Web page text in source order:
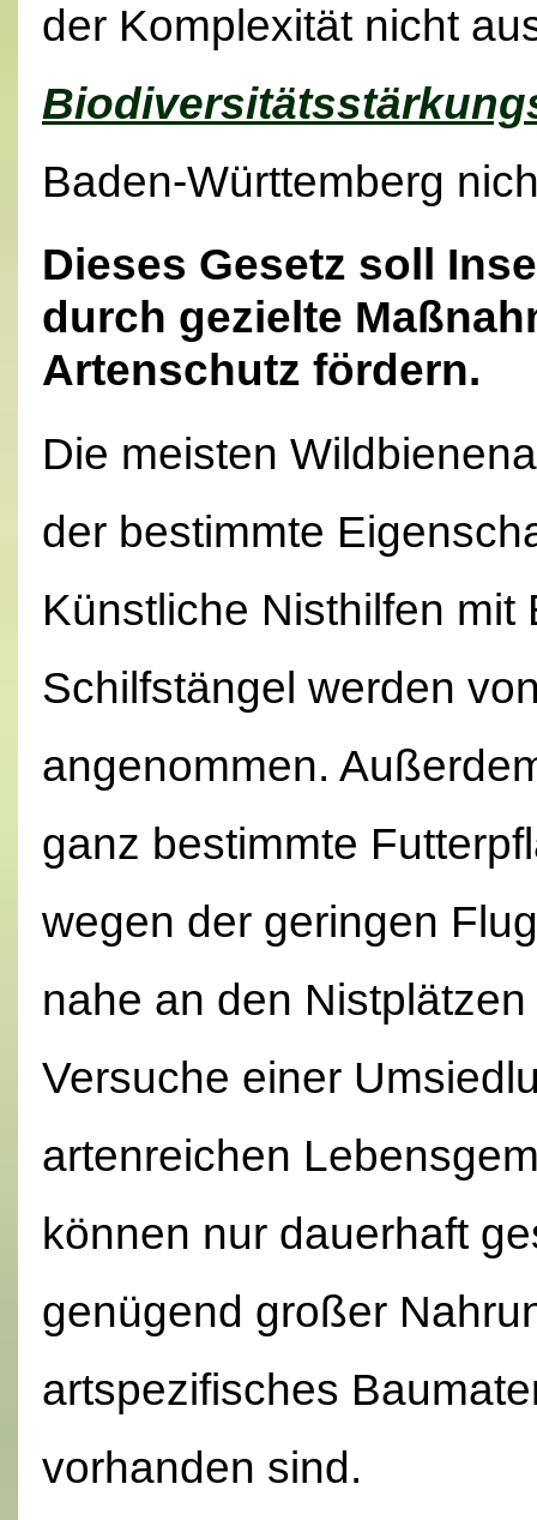
der Komplexität nicht
Baden-Württemberg
Dieses Gesetz soll
durch gezielte
Artenschutz fördern.
Die meisten
der bestimmte
Künstliche Nisthilfen
Schilfstängel werden
angenommen.
ganz bestimmte
wegen der geringen
nahe an den
Versuche einer
artenreichen
können nur dauerhaft
genügend großer
artspezifisches
vorhanden sind.